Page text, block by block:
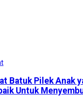
Batuk Pilek Anak
Untuk